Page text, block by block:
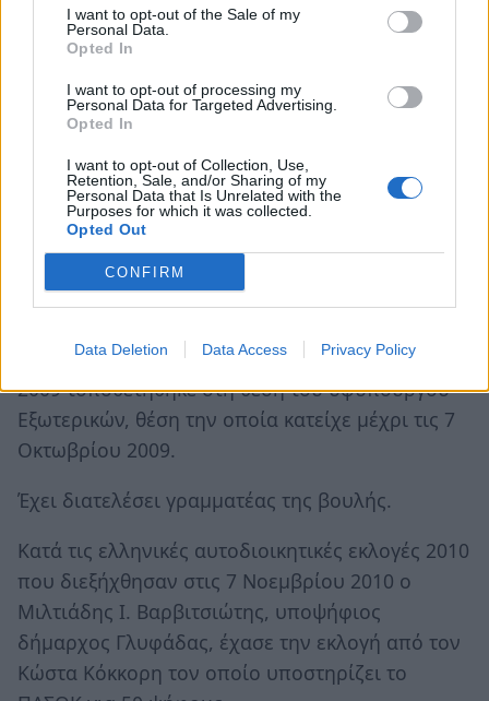
I want to opt-out of the Sale of my
Personal Data.
Opted In
I want to opt-out of processing my
Personal Data for Targeted Advertising.
Opted In
I want to opt-out of Collection, Use,
Retention, Sale, and/or Sharing of my
Personal Data that Is Unrelated with the
Purposes for which it was collected.
Opted Out
CONFIRM
Data Deletion Data Access Privacy Policy
ευθύνη του τομέα ανάπτυξης, ενώ παράλληλα
στο διάστημα 2006 - 2007 διετέλεσε
αναπληρωτής κοινοβουλευτικός εκπρόσωπος.
Στη συνέχεια από τον Σεπτέμβριο του 2007
μέχρι τον Ιανουάριο του 2009 διετέλεσε
πρόεδρος της Επιτροπής Εξωτερικών και
Εθνικής Άμυνας της Βουλής, μετέχοντας στη
διαρκή Επιτροπή Παραγωγής και Εμπορίου
καθώς και στη μόνιμη Επιτροπή Περιβάλλοντος
της Βουλής.
Με τον ανασχηματισμό της 7ης Ιανουαρίου του
2009 τοποθετήθηκε στη θέση του υφυπουργού
Εξωτερικών, θέση την οποία κατείχε μέχρι τις 7
Οκτωβρίου 2009.
Έχει διατελέσει γραμματέας της βουλής.
Κατά τις ελληνικές αυτοδιοικητικές εκλογές 2010
που διεξήχθησαν στις 7 Νοεμβρίου 2010 ο
Μιλτιάδης Ι. Βαρβιτσιώτης, υποψήφιος
δήμαρχος Γλυφάδας, έχασε την εκλογή από τον
Κώστα Κόκκορη τον οποίο υποστηρίζει το